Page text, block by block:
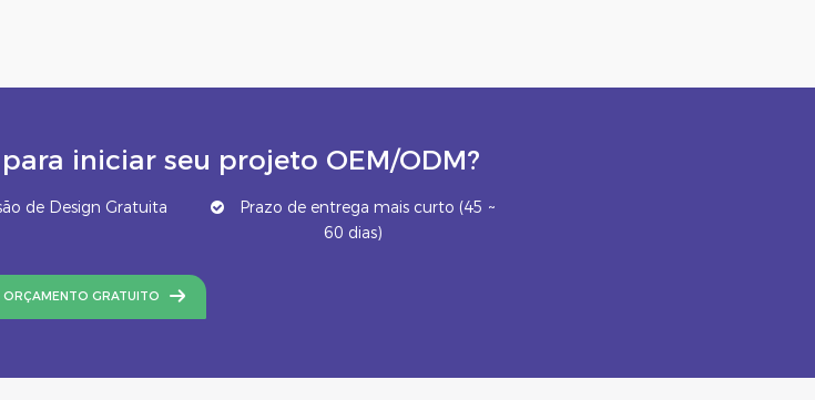
iniciar seu projeto OEM/ODM?
de Design Gratuita
Prazo de entrega mais curto (45 ~
60 dias)
ORÇAMENTO GRATUITO